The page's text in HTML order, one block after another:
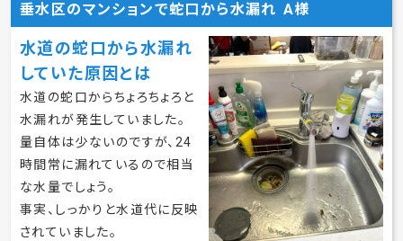
垂水区のマンションで蛇口から水漏れ A様
水道の蛇口から水漏れ
していた原因とは
水道の蛇口からちょろちょろと
水漏れが発生していました。
量自体は少ないのですが、24
時間常に漏れているので相当
な水量でしょう。
事実、しっかりと水道代に反映
されていました。